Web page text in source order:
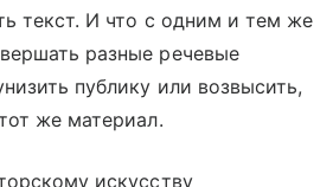
текст. И что с одним и тем же
разные речевые
публику или возвысить,
же материал.
искусству